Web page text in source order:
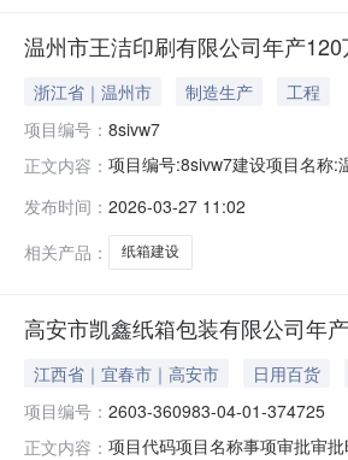
温州市王洁印刷有限公司年产
浙江省｜温州市 制造生产
工程
项目编号： 8sivw7
正文内容： 项目编号:8sivw7建设项目名称:
设单位主要负责人：王杰建设
发布时间： 2026-03-27 11:02
相关产品：
纸箱建设
高安市凯鑫纸箱包装有限公司年
江西省｜宜春市｜高安市 日用百货
项目编号： 2603-360983-04-01-374725
正文内容： 项目代码项目名称事项审批审